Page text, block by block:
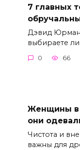
7 главных
Дэвид Юрман
выбираете
0 66
Женщины в
они
Чистота и
важны для